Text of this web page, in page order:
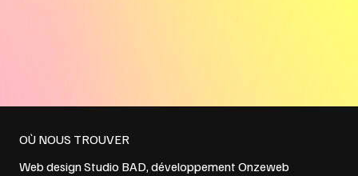
OÙ NOUS TROUVER
Web designStudio BAD, développement Onzeweb